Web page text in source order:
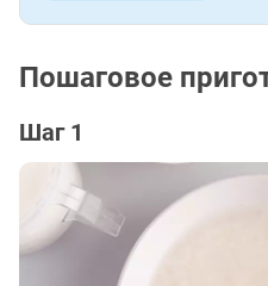
Пошаговое
Шаг 1